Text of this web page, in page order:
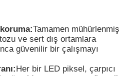
Tamamen mühürlenmiş
ve sert dış ortamlara
güvenilir bir çalışmayı
Her bir LED piksel, çarpıcı